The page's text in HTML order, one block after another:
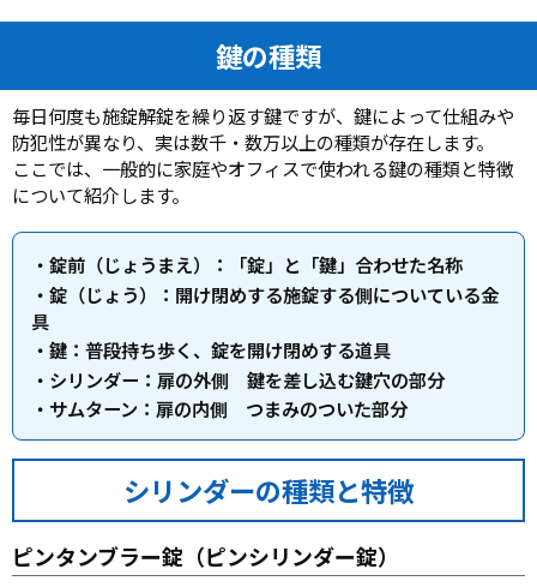
鍵の種類
毎日何度も施錠解錠を繰り返す鍵ですが、鍵によって仕組みや
防犯性が異なり、実は数千・数万以上の種類が存在します。
ここでは、一般的に家庭やオフィスで使われる鍵の種類と特徴
について紹介します。
・錠前（じょうまえ）：「錠」と「鍵」合わせた名称
・錠（じょう）：開け閉めする施錠する側についている金
具
・鍵：普段持ち歩く、錠を開け閉めする道具
・シリンダー：扉の外側 鍵を差し込む鍵穴の部分
・サムターン：扉の内側 つまみのついた部分
シリンダーの種類と特徴
ピンタンブラー錠（ピンシリンダー錠）